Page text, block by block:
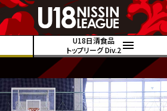
U18日清食品
トップリーグ Div.2